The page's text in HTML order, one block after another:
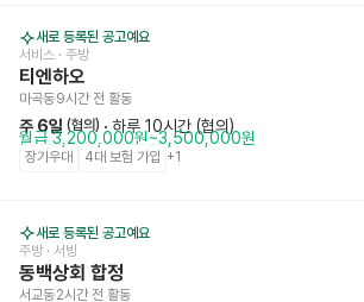
새로 등록된 공고예요
서비스 · 주방
티엔하오
마곡동9시간 전 활동
주 6일 (협의) · 하루 10시간 (협의)
월급 3,200,000원~3,500,000원
장기우대 4대 보험 가입 +1
새로 등록된 공고예요
주방 · 서빙
동백상회 합정
서교동2시간 전 활동